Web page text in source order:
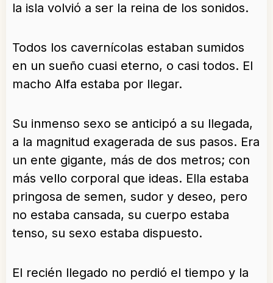
la isla volvió a ser la reina de los sonidos.
Todos los cavernícolas estaban sumidos
en un sueño cuasi eterno, o casi todos. El
macho Alfa estaba por llegar.
Su inmenso sexo se anticipó a su llegada,
a la magnitud exagerada de sus pasos. Era
un ente gigante, más de dos metros; con
más vello corporal que ideas. Ella estaba
pringosa de semen, sudor y deseo, pero
no estaba cansada, su cuerpo estaba
tenso, su sexo estaba dispuesto.
El recién llegado no perdió el tiempo y la